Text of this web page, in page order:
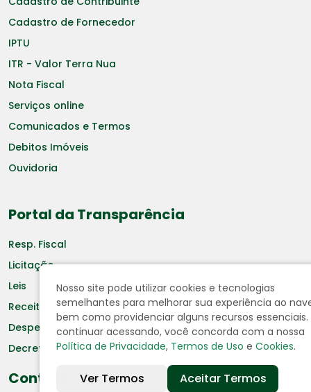
Cadastro de Fornecedor
IPTU
ITR - Valor Terra Nua
Nota Fiscal
Serviços online
Comunicados e Termos
Debitos Imóveis
Ouvidoria
Portal da Transparência
Resp. Fiscal
Licitação
Leis
Receitas
Despesas
Decretos
Contato
Nosso site pode utilizar cookies e tecnologias
semelhantes para melhorar sua experiência ao
bem como providenciar alguns recursos essenciais.
continuar acessando, você concorda com a nossa
Política de Privacidade, Termos de Uso eCookies.
Ver Termos Aceitar Termos